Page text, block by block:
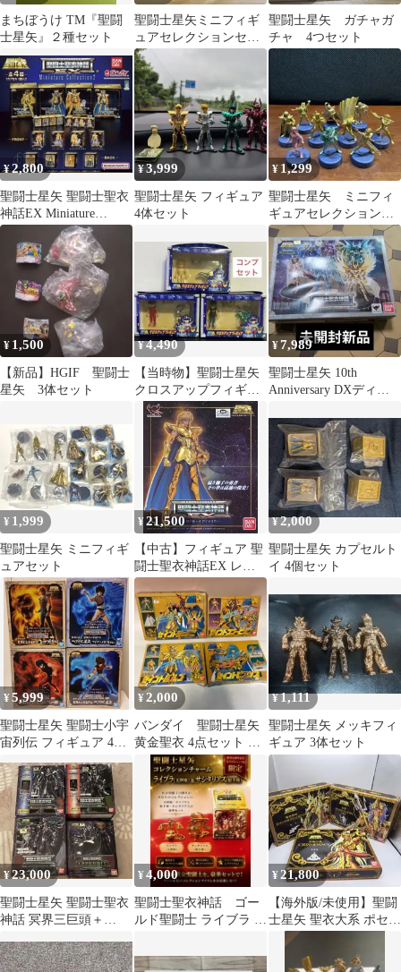
まちぼうけ TM『聖闘
士星矢』２種セット
聖闘士星矢ミニフィギ
ュアセレクションセッ
ト
聖闘士星矢 ガチャガ
チャ 4つセット
¥2,800
聖闘士星矢 聖闘士聖衣
神話EX Miniature
Collection2 全種
¥3,999
聖闘士星矢 フィギュア
4体セット
¥ 1,299
聖闘士星矢 ミニフィ
ギュアセレクション
10種セット バラ売り
✖️
¥ 1,500
【新品】HGIF 聖闘士
星矢 3体セット
¥4,490
【当時物】聖闘士星矢
クロスアップフィギュ
ア 3種セット
¥7,989
聖闘士星矢 10th
Anniversary DXディス
¥ 1,999
聖闘士星矢 ミニフィギ
ュアセット
¥21,500
【中古】フィギュア 聖
闘士聖衣神話EX レオ
アイオリア 「聖闘士星
矢」
¥2,000
聖闘士星矢 カプセルト
イ 4個セット
¥5,999
聖闘士星矢 聖闘士小宇
宙列伝 フィギュア 4種
セット 送料込み（出品
者負担）
¥2,000
バンダイ 聖闘士星矢
黄金聖衣 4点セット 外
箱のみ（000575）
¥1,111
聖闘士星矢 メッキフィ
ギュア 3体セット
¥23,000
聖闘士星矢 聖闘士聖衣
神話 冥界三巨頭＋
¥4,000
聖闘士聖衣神話 ゴー
ルド聖闘士 ライブラ サ
¥21,800
​【海外版/未使用】聖闘
士星矢 聖衣大系 ポセイ
ドン/クリサオル/リュム